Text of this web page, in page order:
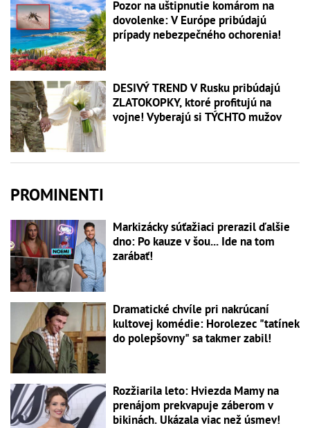
Pozor na uštipnutie komárom na
dovolenke: V Európe pribúdajú
prípady nebezpečného ochorenia!
DESIVÝ TREND V Rusku pribúdajú
ZLATOKOPKY, ktoré profitujú na
vojne! Vyberajú si TÝCHTO mužov
PROMINENTI
Markizácky súťažiaci prerazil ďalšie
dno: Po kauze v šou... Ide na tom
zarábať!
Dramatické chvíle pri nakrúcaní
kultovej komédie: Horolezec "tatínek
do polepšovny" sa takmer zabil!
Rozžiarila leto: Hviezda Mamy na
prenájom prekvapuje záberom v
bikinách. Ukázala viac než úsmev!